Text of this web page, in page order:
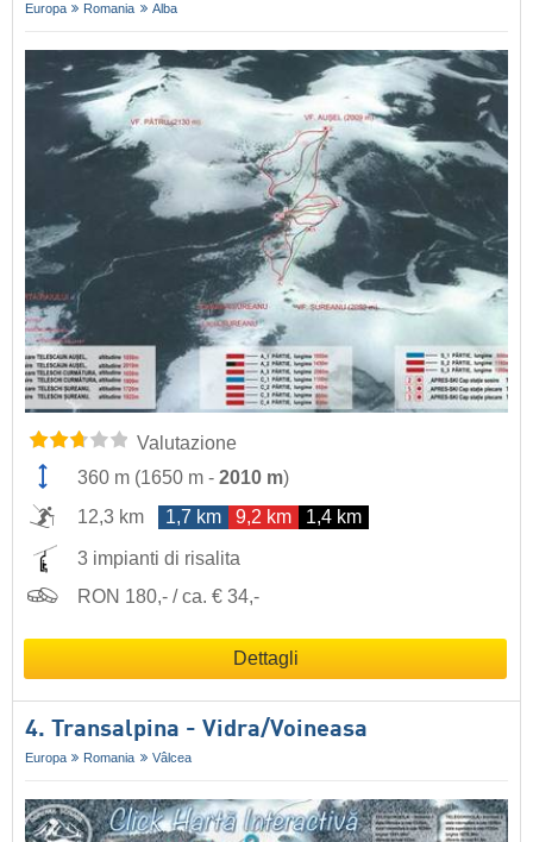
Europa Romania Alba
Valutazione
360 m (1650 m - 2010 m)
12,3 km
1,7 km 9,2 km 1,4 km
3 impianti di risalita
RON 180,- / ca. € 34,-
Dettagli
4. Transalpina - Vidra/​Voineasa
Europa Romania Vâlcea